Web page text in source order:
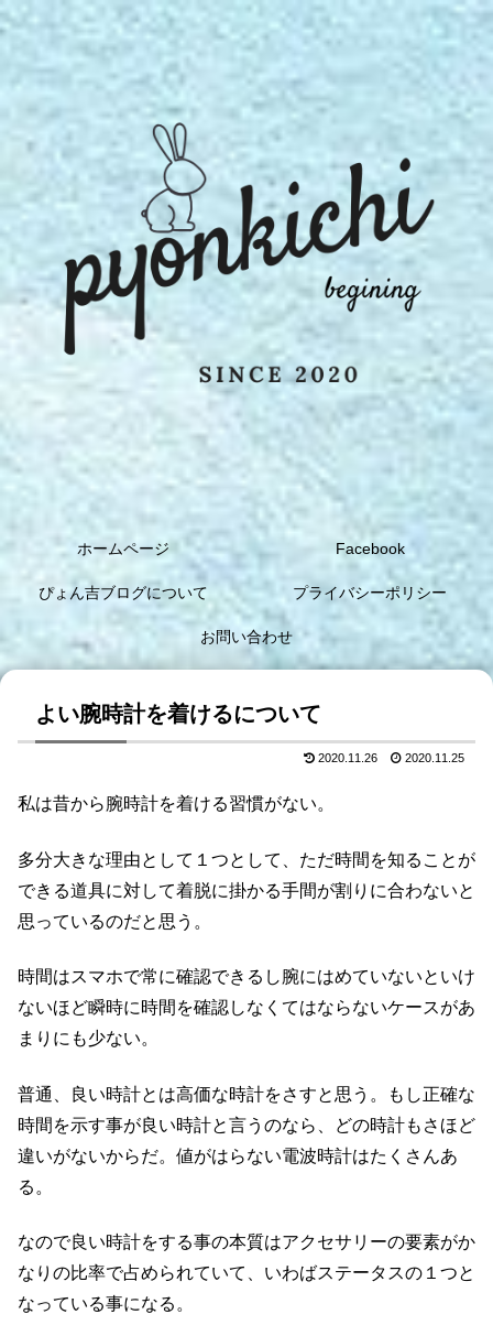
ホームページ Facebook
ぴょん吉ブログについて プライバシーポリシー
お問い合わせ
よい腕時計を着けるについて
2020.11.26 2020.11.25
私は昔から腕時計を着ける習慣がない。
多分大きな理由として１つとして、ただ時間を知ることが
できる道具に対して着脱に掛かる手間が割りに合わないと
思っているのだと思う。
時間はスマホで常に確認できるし腕にはめていないといけ
ないほど瞬時に時間を確認しなくてはならないケースがあ
まりにも少ない。
普通、良い時計とは高価な時計をさすと思う。もし正確な
時間を示す事が良い時計と言うのなら、どの時計もさほど
違いがないからだ。値がはらない電波時計はたくさんあ
る。
なので良い時計をする事の本質はアクセサリーの要素がか
なりの比率で占められていて、いわばステータスの１つと
なっている事になる。